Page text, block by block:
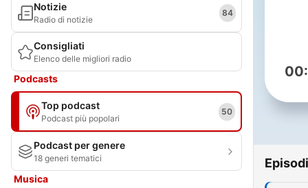
Notizie
Radio di notizie
84
Consigliati
Elenco delle migliori radio
Podcasts
Top podcast
Podcast più popolari
50
Podcast per genere
18 generi tematici
Musica
Episodi